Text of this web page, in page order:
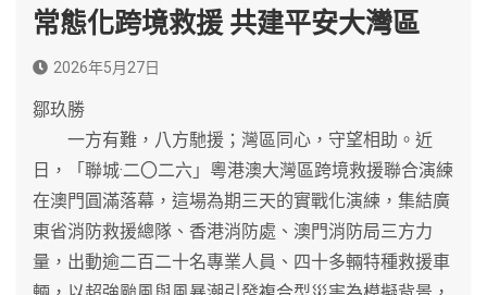
常態化跨境救援 共建平安大灣區
2026年5月27日
鄒玖勝
一方有難，八方馳援；灣區同心，守望相助。近
日，「聯城·二〇二六」粵港澳大灣區跨境救援聯合演練
在澳門圓滿落幕，這場為期三天的實戰化演練，集結廣
東省消防救援總隊、香港消防處、澳門消防局三方力
量，出動逾二百二十名專業人員、四十多輛特種救援車